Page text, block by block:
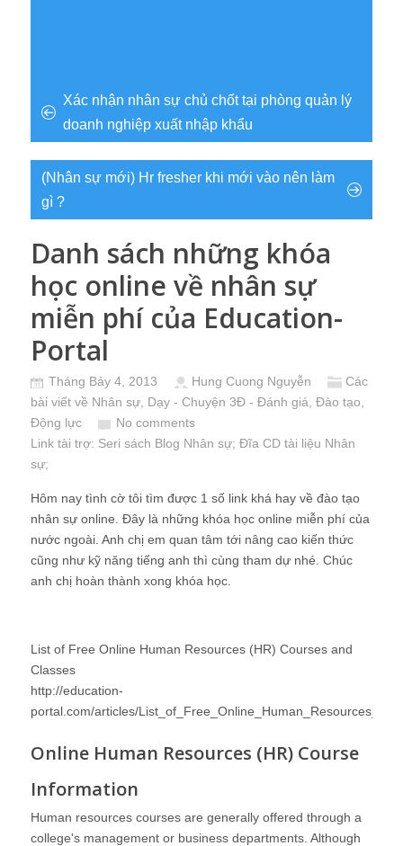
Xác nhận nhân sự chủ chốt tại phòng quản lý
doanh nghiệp xuất nhập khẩu
(Nhân sự mới) Hr fresher khi mới vào nên làm
gì ?
Danh sách những khóa
học online về nhân sự
miễn phí của Education-
Portal
Tháng Bảy 4, 2013 Hung Cuong Nguyễn
Các
bài viết về Nhân sự Dạy - Chuyện 3Đ - Đánh giá, Đào tạo,
Động lực
No comments
Link tài trợ: Seri sách Blog Nhân sự; Đĩa CD tài liệu Nhân
sự;
Hôm nay tình cờ tôi tìm được 1 số link khá hay về đào tạo
nhân sự online. Đây là những khóa học online miễn phí của
nước ngoài. Anh chị em quan tâm tới nâng cao kiến thức
cũng như kỹ năng tiếng anh thì cùng tham dự nhé. Chúc
anh chị hoàn thành xong khóa học.
List of Free Online Human Resources (HR) Courses and
Classes
http://education-
portal.com/articles/
Online Human Resources (HR) Course
Information
Human resources courses are generally offered through a
college's management or business departments. Although